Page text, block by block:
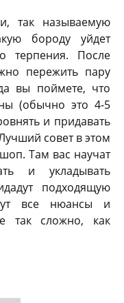
так называемую
бороду уйдет
терпения. После
пережить пару
вы поймете, что
(обычно это 4-5
и придавать
совет в этом
Там вас научат
и укладывать
подходящую
все нюансы и
так сложно, как